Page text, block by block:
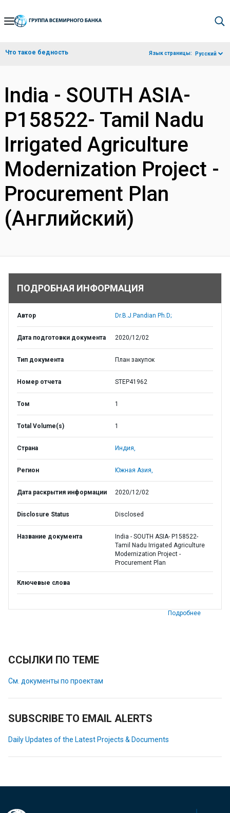
Skip
Navigation
Что такое бедность Язык страницы: Русский
India - SOUTH ASIA-
P158522- Tamil Nadu
Irrigated Agriculture
Modernization Project -
Procurement Plan
(Английский)
ПОДРОБНАЯ ИНФОРМАЦИЯ
Автор Dr.B.J.Pandian Ph.D;
Дата подготовки документа 2020/12/02
Тип документа План закупок
Номер отчета STEP41962
Том 1
Total Volume(s) 1
Страна Индия,
Регион Южная Азия,
Дата раскрытия информации 2020/12/02
Disclosure Status Disclosed
Название документа
India - SOUTH ASIA- P158522-
Tamil Nadu Irrigated Agriculture
Modernization Project -
Procurement Plan
Ключевые слова
Подробнее
ССЫЛКИ ПО ТЕМЕ
См. документы по проектам
SUBSCRIBE TO EMAIL ALERTS
Daily Updates of the Latest Projects & Documents